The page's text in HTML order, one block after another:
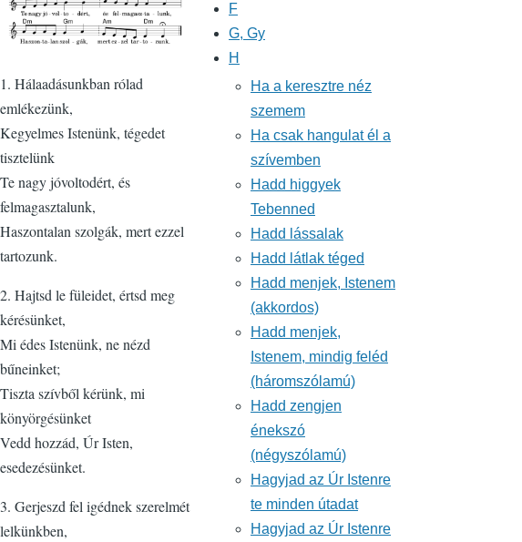
1. Hálaadásunkban rólad
emlékezünk,
Kegyelmes Istenünk, tégedet
tisztelünk
Te nagy jóvoltodért, és
felmagasztalunk,
Haszontalan szolgák, mert ezzel
tartozunk.
2. Hajtsd le füleidet, értsd meg
kérésünket,
Mi édes Istenünk, ne nézd
bűneinket;
Tiszta szívből kérünk, mi
könyörgésünket
Vedd hozzád, Úr Isten,
esedezésünket.
3. Gerjeszd fel igédnek szerelmét
lelkünkben,
F
G, Gy
H
Ha a keresztre néz
szemem
Ha csak hangulat él a
szívemben
Hadd higgyek
Tebenned
Hadd lássalak
Hadd látlak téged
Hadd menjek, Istenem
(akkordos)
Hadd menjek,
Istenem, mindig feléd
(háromszólamú)
Hadd zengjen
énekszó
(négyszólamú)
Hagyjad az Úr Istenre
te minden útadat
Hagyjad az Úr Istenre